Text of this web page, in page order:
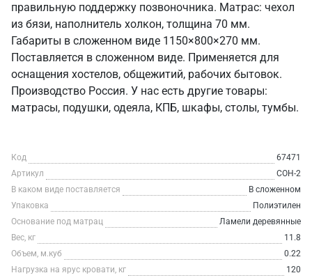
правильную поддержку позвоночника. Матрас: чехол
из бязи, наполнитель холкон, толщина 70 мм.
Габариты в сложенном виде 1150×800×270 мм.
Поставляется в сложенном виде. Применяется для
оснащения хостелов, общежитий, рабочих бытовок.
Производство Россия. У нас есть другие товары:
матрасы, подушки, одеяла, КПБ, шкафы, столы, тумбы.
Код
67471
Артикул
СОН-2
В каком виде поставляется
В сложенном
Упаковка
Полиэтилен
Основание под матрац
Ламели деревянные
Вес, кг
11.8
Объем, м.куб
0.22
Нагрузка на ярус кровати, кг
120